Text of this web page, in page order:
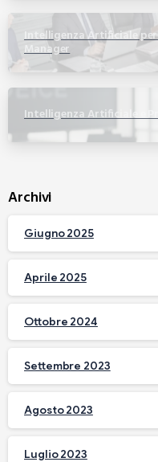
Intelligenza Artificiale
Manager
Intelligenza Artificiale e
Archivi
Giugno 2025
Aprile 2025
Ottobre 2024
Settembre 2023
Agosto 2023
Luglio 2023